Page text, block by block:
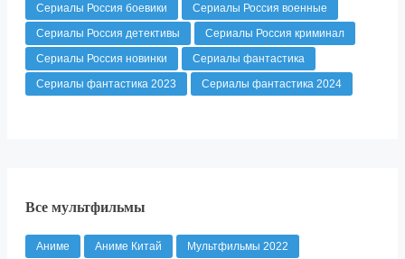
Сериалы Россия боевики
Сериалы Россия военные
Сериалы Россия детективы
Сериалы Россия криминал
Сериалы Россия новинки
Сериалы фантастика
Сериалы фантастика 2023
Сериалы фантастика 2024
Все мультфильмы
Аниме Аниме Китай
Мультфильмы 2022